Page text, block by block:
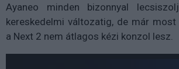
Ayaneo minden bizonnyal
kereskedelmi változatig, de már most
a Next 2 nem átlagos kézi konzol lesz.